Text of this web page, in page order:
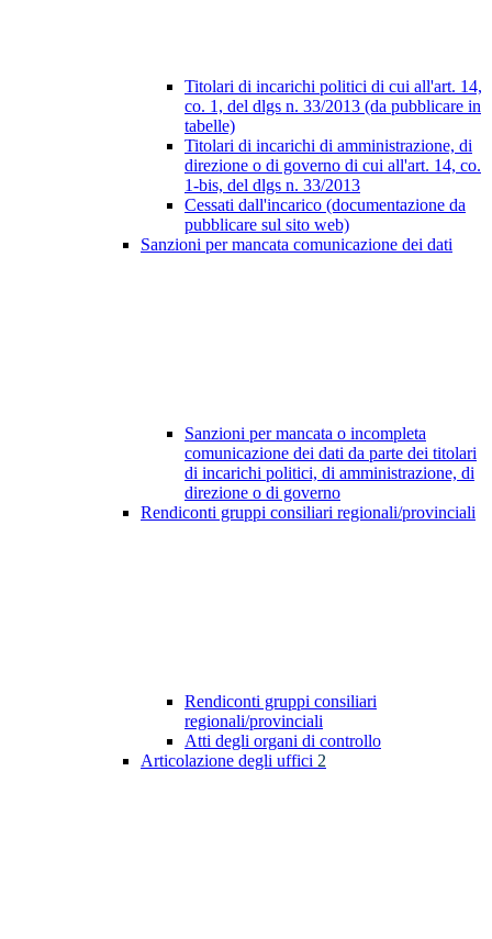
Titolari di incarichi politici di cui all'art. 14,
co. 1, del dlgs n. 33/2013 (da pubblicare in
tabelle)
Titolari di incarichi di amministrazione, di
direzione o di governo di cui all'art. 14, co.
1-bis, del dlgs n. 33/2013
Cessati dall'incarico (documentazione da
pubblicare sul sito web)
Sanzioni per mancata comunicazione dei dati
Sanzioni per mancata o incompleta
comunicazione dei dati da parte dei titolari
di incarichi politici, di amministrazione, di
direzione o di governo
Rendiconti gruppi consiliari regionali/provinciali
Rendiconti gruppi consiliari
regionali/provinciali
Atti degli organi di controllo
Articolazione degli uffici 2